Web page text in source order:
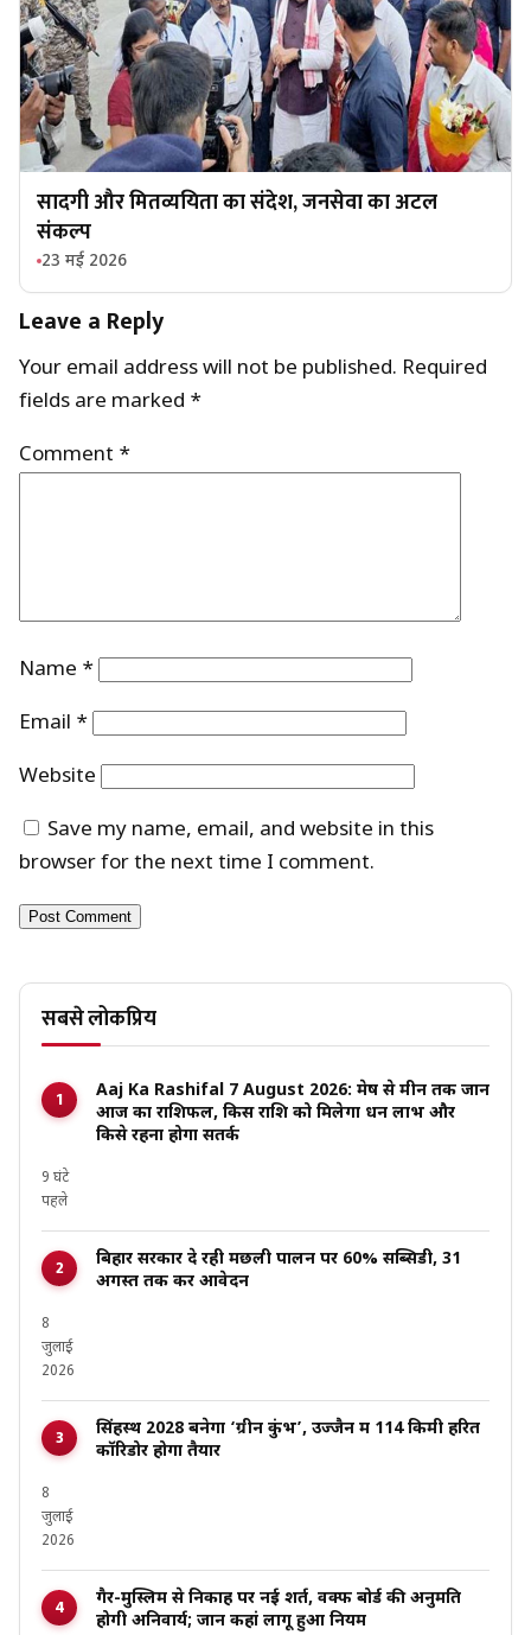
सादगी और मितव्ययिता का संदेश, जनसेवा का अटल
संकल्प
23 मई 2026
Leave a Reply
Your email address will not be published. Required
fields are marked *
Comment *
Name *
Email *
Website
Save my name, email, and website in this
browser for the next time I comment.
सबसे लोकप्रिय
Aaj Ka Rashifal 7 August 2026: मेष से मीन तक जानें
आज का राशिफल, किस राशि को मिलेगा धन लाभ और
किसे रहना होगा सतर्क
9 घंटे
पहले
बिहार सरकार दे रही मछली पालन पर 60% सब्सिडी, 31
अगस्त तक करें आवेदन
8
जुलाई
2026
सिंहस्थ 2028 बनेगा ‘ग्रीन कुंभ’, उज्जैन में 114 किमी हरित
कॉरिडोर होगा तैयार
8
जुलाई
2026
गैर-मुस्लिम से निकाह पर नई शर्त, वक्फ बोर्ड की अनुमति
होगी अनिवार्य; जानें कहां लागू हुआ नियम